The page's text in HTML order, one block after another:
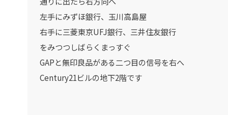
左手にみずほ銀行、玉川高島屋
右手に三菱東京UFJ銀行、三井住友銀行
をみつつしばらくまっすぐ
GAPと無印良品がある二つ目の信号を右へ
Century21ビルの地下2階です